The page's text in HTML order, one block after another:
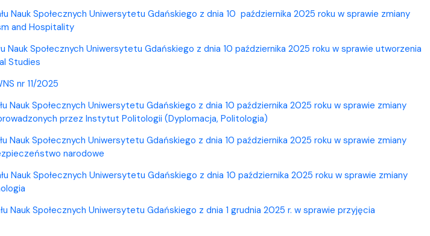
Nauk Społecznych Uniwersytetu Gdańskiego z dnia 10 października 2025 roku w sprawie zmiany
and Hospitality
Nauk Społecznych Uniwersytetu Gdańskiego z dnia 10 października 2025 roku w sprawie utworzenia
Studies
nr 11/2025
Nauk Społecznych Uniwersytetu Gdańskiego z dnia 10 października 2025 roku w sprawie zmiany
przez Instytut Politologii (Dyplomacja, Politologia)
Nauk Społecznych Uniwersytetu Gdańskiego z dnia 10 października 2025 roku w sprawie zmiany
narodowe
Nauk Społecznych Uniwersytetu Gdańskiego z dnia 10 października 2025 roku w sprawie zmiany
Nauk Społecznych Uniwersytetu Gdańskiego z dnia 1 grudnia 2025 r. w sprawie przyjęcia